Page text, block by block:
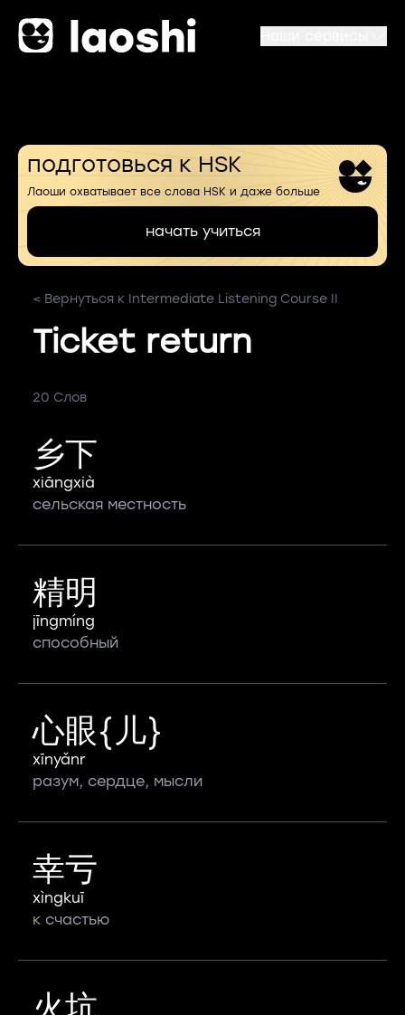
подготовься к HSK
Лаоши охватывает все слова HSK и даже больше
начать учиться
< Вернуться к Intermediate Listening Course II
Ticket return
20 Слов
乡下
xiāngxià
сельская местность
精明
jīngmíng
способный
心眼{儿}
xīnyǎnr
разум, сердце, мысли
幸亏
xìngkuī
к счастью